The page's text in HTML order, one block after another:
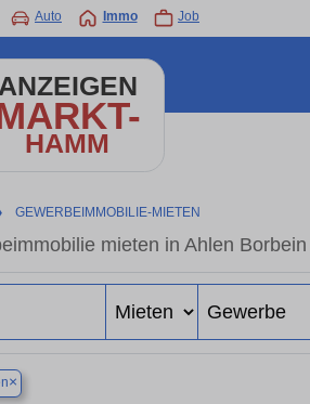
Auto Immo Job
ANZEIGEN
HAMM
GEWERBEIMMOBILIE-MIETEN
mieten in Ahlen
×